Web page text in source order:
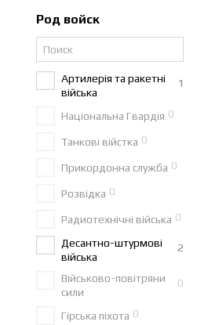
Род войск
Артилерія та ракетні
війська
1
Національна Гвардія 0
Танкові війстка 0
Прикордонна служба 0
Розвідка 0
Радиотехнічні війська 0
Десантно-штурмові
війська
2
Військово-повітряни
сили
0
Гірська піхота 0